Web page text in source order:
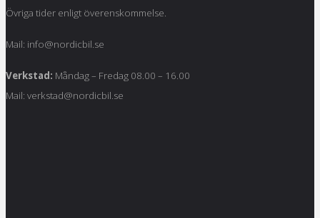
Övriga tider enligt överenskommelse.
Mail: info@nordicbil.se
Verkstad: Måndag – Fredag 08.00 – 16.00
Mail: verkstad@nordicbil.se